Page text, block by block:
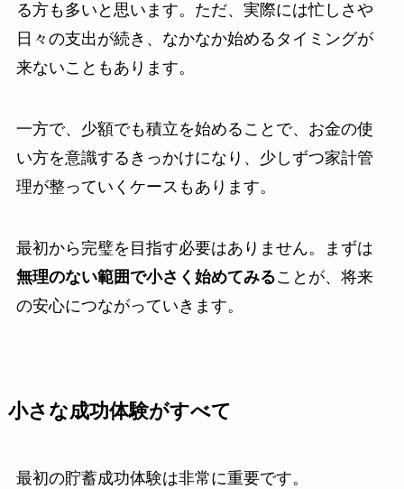
る方も多いと思います。ただ、実際には忙しさや
日々の支出が続き、なかなか始めるタイミングが
来ないこともあります。
一方で、少額でも積立を始めることで、お金の使
い方を意識するきっかけになり、少しずつ家計管
理が整っていくケースもあります。
最初から完璧を目指す必要はありません。まずは
無理のない範囲で小さく始めてみることが、将来
の安心につながっていきます。
小さな成功体験がすべて
最初の貯蓄成功体験は非常に重要です。